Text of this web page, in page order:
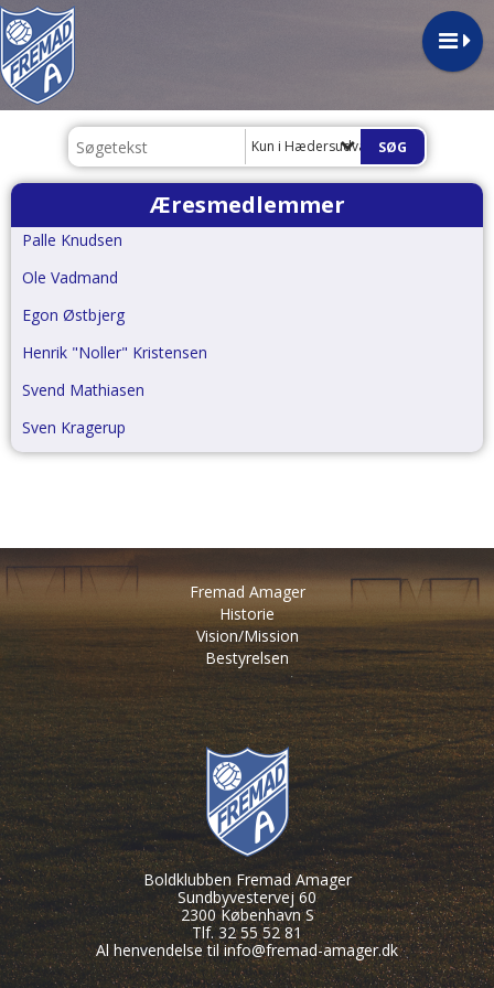
Kun i Hædersudvalg
Æresmedlemmer
Palle Knudsen
Ole Vadmand
Egon Østbjerg
Henrik "Noller" Kristensen
Svend Mathiasen
Sven Kragerup
Fremad Amager
Historie
Vision/Mission
Bestyrelsen
Boldklubben Fremad Amager
Sundbyvestervej 60
2300 København S
Tlf. 32 55 52 81
Al henvendelse tilinfo@fremad-amager.dk